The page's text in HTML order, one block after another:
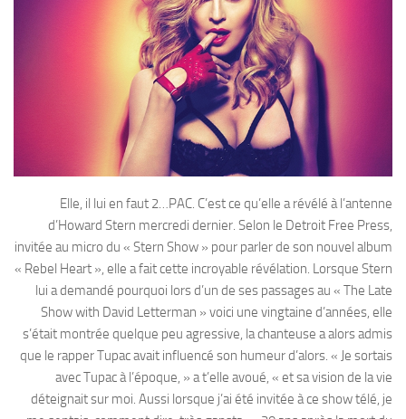
Elle, il lui en faut 2…PAC. C’est ce qu’elle a révélé à l’antenne
d’Howard Stern mercredi dernier. Selon le Detroit Free Press,
invitée au micro du « Stern Show » pour parler de son nouvel album
« Rebel Heart », elle a fait cette incroyable révélation. Lorsque Stern
lui a demandé pourquoi lors d’un de ses passages au « The Late
Show with David Letterman » voici une vingtaine d’années, elle
s’était montrée quelque peu agressive, la chanteuse a alors admis
que le rapper Tupac avait influencé son humeur d’alors. « Je sortais
avec Tupac à l’époque, » a t’elle avoué, « et sa vision de la vie
déteignait sur moi. Aussi lorsque j’ai été invitée à ce show télé, je